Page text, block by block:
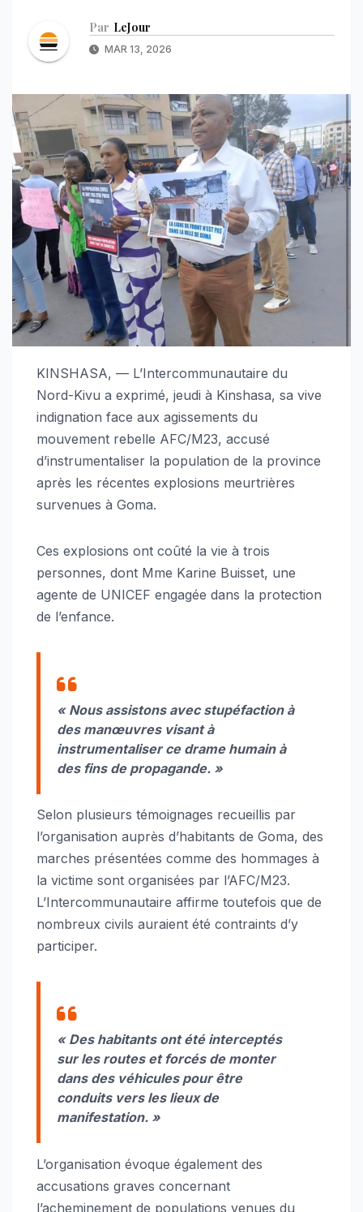
Par LeJour
MAR 13, 2026
KINSHASA, — L’Intercommunautaire du
Nord-Kivu a exprimé, jeudi à Kinshasa, sa vive
indignation face aux agissements du
mouvement rebelle AFC/M23, accusé
d’instrumentaliser la population de la province
après les récentes explosions meurtrières
survenues à Goma.
Ces explosions ont coûté la vie à trois
personnes, dont Mme Karine Buisset, une
agente de UNICEF engagée dans la protection
de l’enfance.
« Nous assistons avec stupéfaction à
des manœuvres visant à
instrumentaliser ce drame humain à
des fins de propagande. »
Selon plusieurs témoignages recueillis par
l’organisation auprès d’habitants de Goma, des
marches présentées comme des hommages à
la victime sont organisées par l’AFC/M23.
L’Intercommunautaire affirme toutefois que de
nombreux civils auraient été contraints d’y
participer.
« Des habitants ont été interceptés
sur les routes et forcés de monter
dans des véhicules pour être
conduits vers les lieux de
manifestation. »
L’organisation évoque également des
accusations graves concernant
l’acheminement de populations venues du